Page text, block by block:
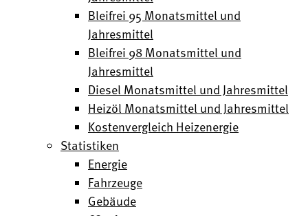
Bleifrei 95 Monatsmittel und
Jahresmittel
Bleifrei 98 Monatsmittel und
Jahresmittel
Diesel Monatsmittel und Jahresmittel
Heizöl Monatsmittel und Jahresmittel
Kostenvergleich Heizenergie
Statistiken
Energie
Fahrzeuge
Gebäude